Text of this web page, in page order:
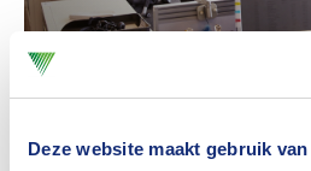
Deze website maakt gebruik
Dat blijkt uit het onderzoek